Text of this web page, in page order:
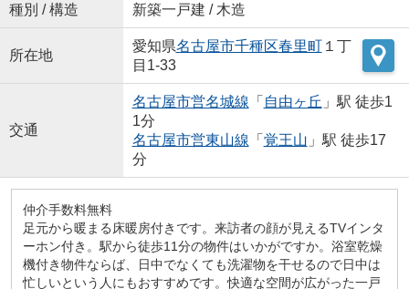
種別 / 構造 新築一戸建 / 木造
所在地
愛知県名古屋市千種区春里町１丁
目1-33
交通
名古屋市営名城線 「 自由ヶ丘 」駅 徒歩1
1分
名古屋市営東山線 「 覚王山 」駅 徒歩17
分
仲介手数料無料
足元から暖まる床暖房付きです。来訪者の顔が見えるTVインタ
ーホン付き。駅から徒歩11分の物件はいかがですか。浴室乾燥
機付き物件ならば、日中でなくても洗濯物を干せるので日中は
忙しいという人にもおすすめです。快適な空間が広がった一戸